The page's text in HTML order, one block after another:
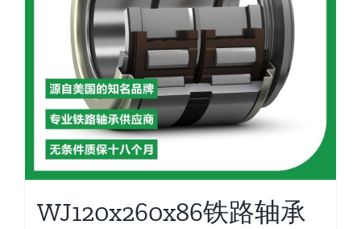
WJ120x260x86铁路轴承